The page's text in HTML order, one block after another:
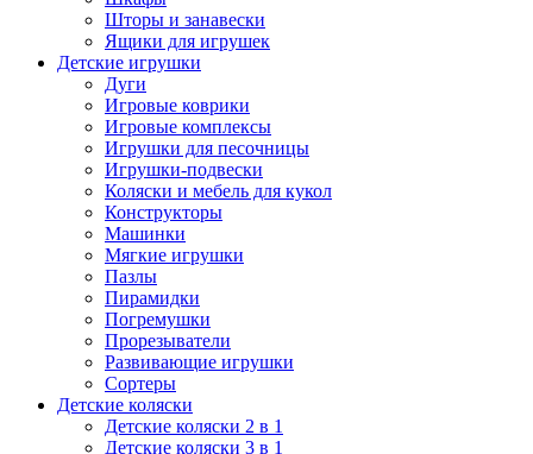
Шторы и занавески
Ящики для игрушек
Детские игрушки
Дуги
Игровые коврики
Игровые комплексы
Игрушки для песочницы
Игрушки-подвески
Коляски и мебель для кукол
Конструкторы
Машинки
Мягкие игрушки
Пазлы
Пирамидки
Погремушки
Прорезыватели
Развивающие игрушки
Сортеры
Детские коляски
Детские коляски 2 в 1
Детские коляски 3 в 1